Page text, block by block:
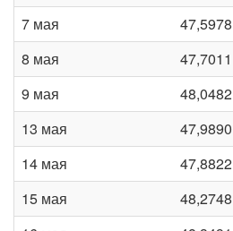
7 мая
47,5978
8 мая
47,7011
9 мая
48,0482
13 мая
47,9890
14 мая
47,8822
15 мая
48,2748